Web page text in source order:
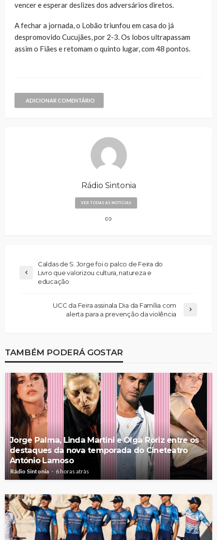
vencer e esperar deslizes dos adversários diretos.
A fechar a jornada, o Lobão triunfou em casa do já
despromovido Cucujães, por 2-3. Os lobos ultrapassam
assim o Fiães e retomam o quinto lugar, com 48 pontos.
ADICIONAR COMENTÁRIO
Rádio Sintonia
VER TODAS AS NOTÍCIAS
Caldas de S. Jorge foi o palco de Feira do
Livro que valorizou cultura, natureza e
educação
UCC da Feira assinala Dia da Família com
alerta para a prevenção da violência
TAMBÉM PODERÁ GOSTAR
Jorge Palma, Linda Martini e Olga Roriz entre os
destaques da nova temporada do Cineteatro
António Lamoso
Rádio Sintonia 6 horas atrás